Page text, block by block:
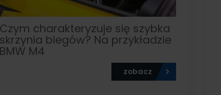
Czym charakteryzuje się szybka
skrzynia biegów? Na przykładzie
BMW M4
zobacz